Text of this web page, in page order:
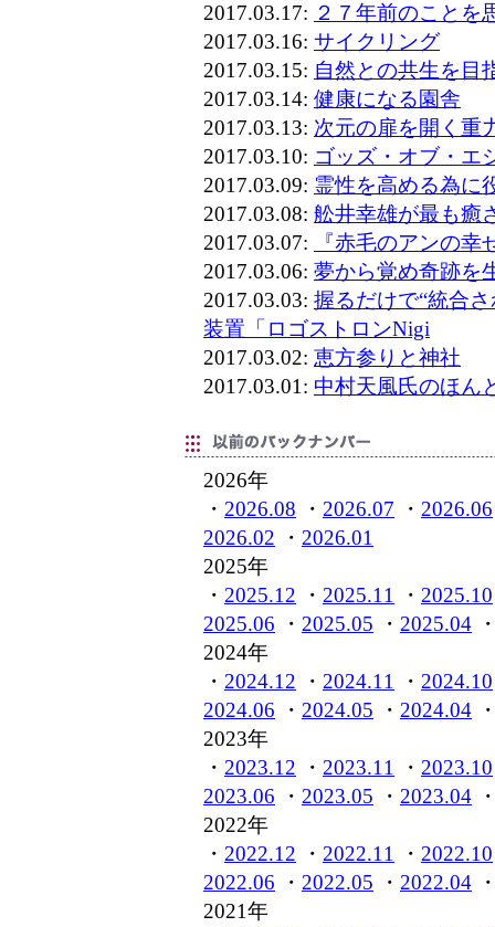
2017.03.17: ２７年前のことを
2017.03.16: サイクリング
2017.03.15: 自然との共生を目
2017.03.14: 健康になる園舎
2017.03.13: 次元の扉を開く重
2017.03.10: ゴッズ・オブ・エ
2017.03.09: 霊性を高める為に
2017.03.08: 舩井幸雄が最も癒
2017.03.07:
『赤毛のアンの
2017.03.06: 夢から覚め奇跡を
2017.03.03: 握るだけで“統合
装置「ロゴストロンNigi
2017.03.02: 恵方参りと神社
2017.03.01: 中村天風氏のほん
2026年
・ 2026.08 ・ 2026.07 ・ 2026.06
2026.02 ・ 2026.01
2025年
・ 2025.12 ・ 2025.11 ・ 2025.10
2025.06 ・ 2025.05 ・ 2025.04
2024年
・ 2024.12 ・ 2024.11 ・ 2024.10
2024.06 ・ 2024.05 ・ 2024.04
2023年
・ 2023.12 ・ 2023.11 ・ 2023.10
2023.06 ・ 2023.05 ・ 2023.04
2022年
・ 2022.12 ・ 2022.11 ・ 2022.10
2022.06 ・ 2022.05 ・ 2022.04
2021年